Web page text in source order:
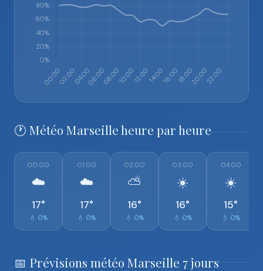
🕐 Météo Marseille heure par heure
00:00
☁️
17°
💧 0%
01:00
☁️
17°
💧 0%
02:00
⛅
16°
💧 0%
03:00
☀️
16°
💧 0%
04:00
☀️
15°
💧 0%
📅 Prévisions météo Marseille 7 jours